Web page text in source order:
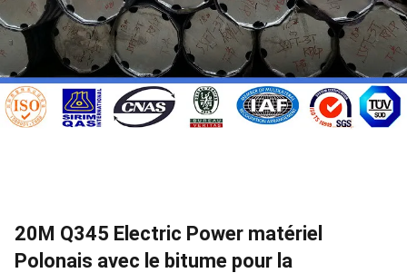
20M Q345 Electric Power matériel
Polonais avec le bitume pour la